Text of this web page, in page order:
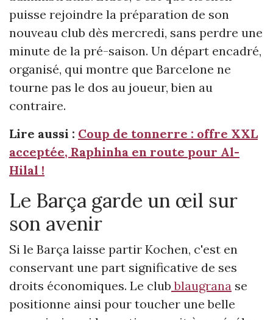
puisse rejoindre la préparation de son
nouveau club dès mercredi, sans perdre une
minute de la pré-saison. Un départ encadré,
organisé, qui montre que Barcelone ne
tourne pas le dos au joueur, bien au
contraire.
Lire aussi : Coup de tonnerre : offre XXL
acceptée, Raphinha en route pour Al-
Hilal !
Le Barça garde un œil sur
son avenir
Si le Barça laisse partir Kochen, c'est en
conservant une part significative de ses
droits économiques. Le club blaugrana se
positionne ainsi pour toucher une belle